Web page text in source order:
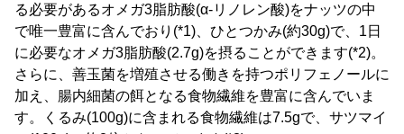
る必要があるオメガ3脂肪酸(α-リノレン酸)をナッツの中
で唯一豊富に含んでおり(*1)、ひとつかみ(約30g)で、1日
に必要なオメガ3脂肪酸(2.7g)を摂ることができます(*2)。
さらに、善玉菌を増殖させる働きを持つポリフェノールに
加え、腸内細菌の餌となる食物繊維を豊富に含んでいま
す。くるみ(100g)に含まれる食物繊維は7.5gで、サツマイ